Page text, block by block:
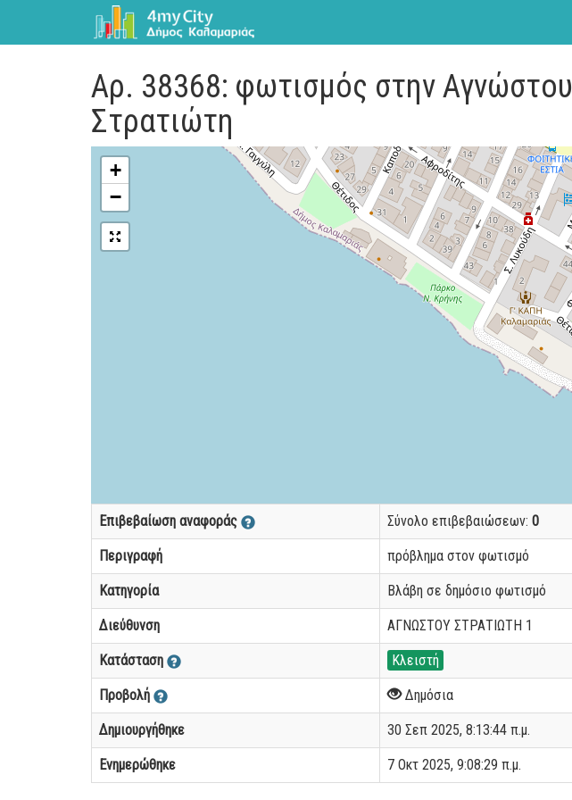
Αρ. 38368: φωτισμός στην Αγνώστου
Στρατιώτη
+
−
Επιβεβαίωση αναφοράς Σύνολο επιβεβαιώσεων: 0
Περιγραφή πρόβλημα στον φωτισμό
Κατηγορία Βλάβη σε δημόσιο φωτισμό
Διεύθυνση ΑΓΝΩΣΤΟΥ ΣΤΡΑΤΙΩΤΗ 1
Κατάσταση Κλειστή
Προβολή Δημόσια
Δημιουργήθηκε 30 Σεπ 2025, 8:13:44 π.μ.
Ενημερώθηκε 7 Οκτ 2025, 9:08:29 π.μ.